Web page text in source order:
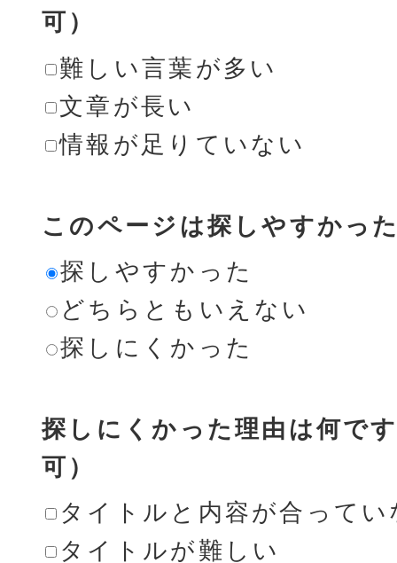
可）
難しい言葉が多い
文章が長い
情報が足りていない
このページは探しやすかっ
探しやすかった
どちらともいえない
探しにくかった
探しにくかった理由は何で
可）
タイトルと内容が合ってい
タイトルが難しい